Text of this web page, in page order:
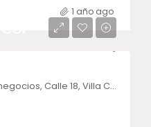
1 año ago
Linz y Graz del Río - Sala de negocios, Calle 18, Villa Carlota, El Poblado, Medellín, Antioquia, Colombia